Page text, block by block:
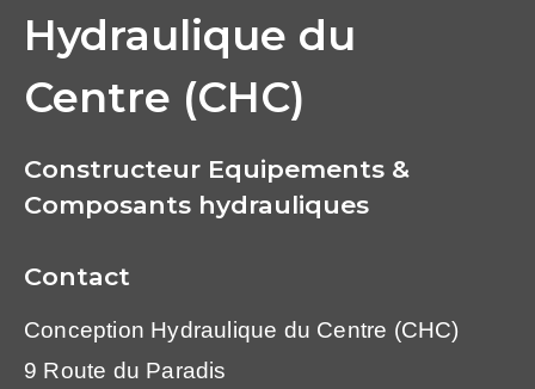
Hydraulique du
Centre (CHC)
Constructeur Equipements &
Composants hydrauliques
Contact
Conception Hydraulique du Centre (CHC)
9 Route du Paradis